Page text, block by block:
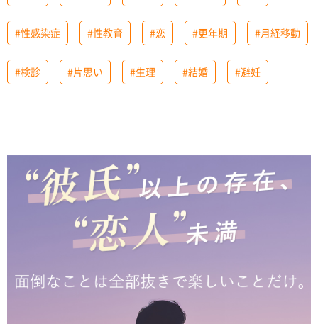
#性感染症 #性教育 #恋 #更年期 #月経移動
#検診 #片思い #生理 #結婚 #避妊